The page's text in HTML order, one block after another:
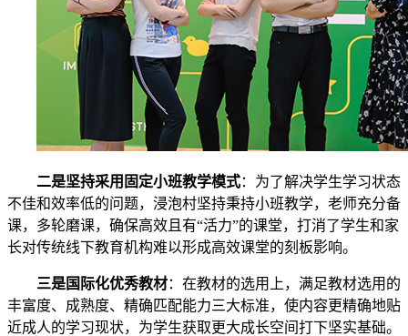
二是坚持采用固定小班教学模式：为了解决学生学习状态
不佳和效率低的问题，浸泡村坚持秉持小班教学，老师充分备
课，多轮磨课，确保高效且有“活力”的课堂，打消了学生和家
长对传统线下教育机构难以形成高效课堂的刻板影响。
三是国际化优秀教材：在教材的选用上，满足教材选用的
丰富度、成熟度、精确匹配能力三大标准，使内容更精确地贴
近成人的学习现状，为学生获取更大成长空间打下坚实基础。